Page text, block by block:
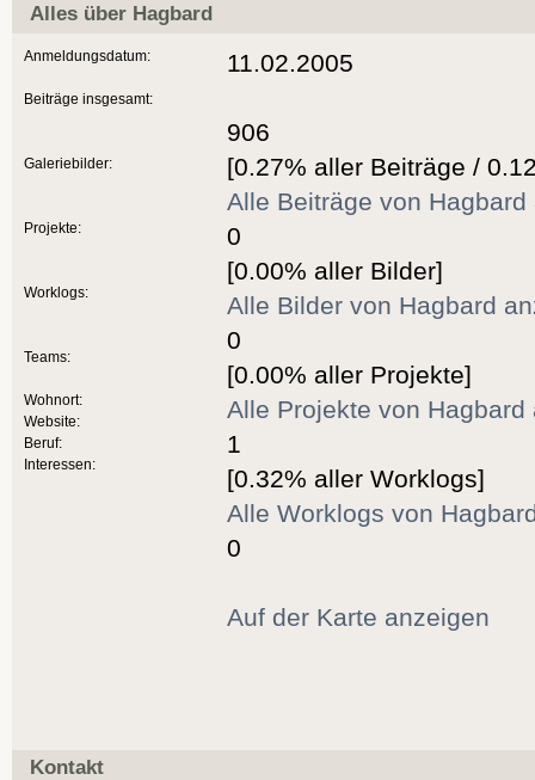
Alles über Hagbard
Anmeldungsdatum:
Beiträge insgesamt:
Galeriebilder:
Projekte:
Worklogs:
Teams:
Wohnort:
Website:
Beruf:
Interessen:
11.02.2005
906
[0.27% aller Beiträge /
Alle Beiträge von Hagbard
0
[0.00% aller Bilder]
Alle Bilder von Hagbard
0
[0.00% aller Projekte]
Alle Projekte von Hagbard
1
[0.32% aller Worklogs]
Alle Worklogs von
0
Auf der Karte anzeigen
Kontakt